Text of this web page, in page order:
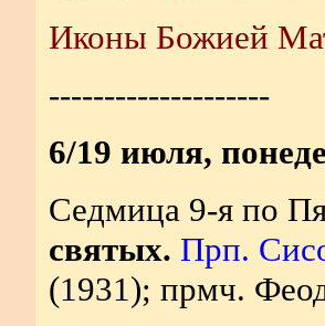
Иконы Божией
--------------------
6/19 июля,
Седмица 9-я по
святых. Прп.
(1931); прмч.